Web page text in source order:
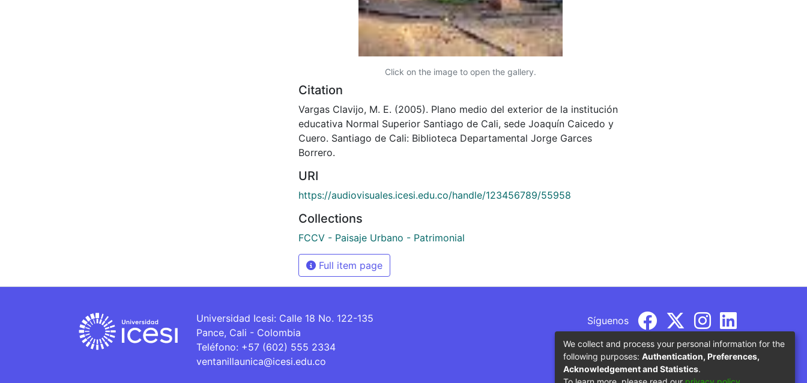
Click on the image to open the gallery.
Citation
Vargas Clavijo, M. E. (2005). Plano medio del exterior de la institución
educativa Normal Superior Santiago de Cali, sede Joaquín Caicedo y
Cuero. Santiago de Cali: Biblioteca Departamental Jorge Garces
Borrero.
URI
https://audiovisuales.icesi.edu.co/handle/123456789/55958
Collections
FCCV - Paisaje Urbano - Patrimonial
Full item page
Universidad Icesi: Calle 18 No. 122-135
Pance, Cali - Colombia
Teléfono: +57 (602) 555 2334
ventanillaunica@icesi.edu.co
Síguenos
We collect and process your personal information for the
following purposes: Authentication, Preferences,
Acknowledgement and Statistics.